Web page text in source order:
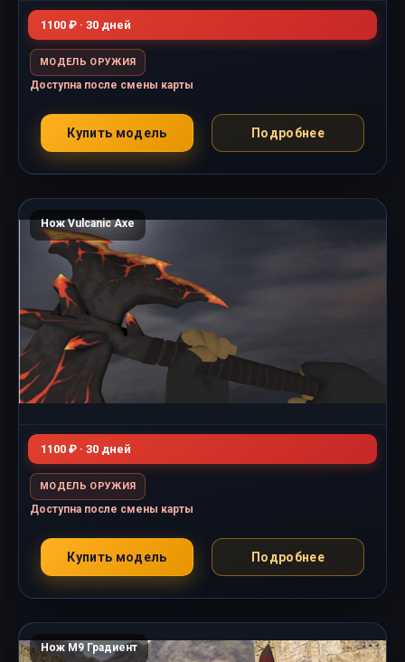
1100 ₽ · 30 дней
МОДЕЛЬ ОРУЖИЯ
Доступна после смены карты
Купить модель Подробнее
Нож Vulcanic Axe
1100 ₽ · 30 дней
МОДЕЛЬ ОРУЖИЯ
Доступна после смены карты
Купить модель Подробнее
Нож M9 Градиент